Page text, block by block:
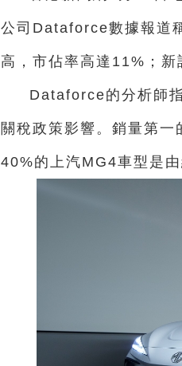
公司Dataforce數據報道
高，市佔率高達11%；
Dataforce的分析師
關稅政策影響。銷量第
40%的上汽MG4車型是由